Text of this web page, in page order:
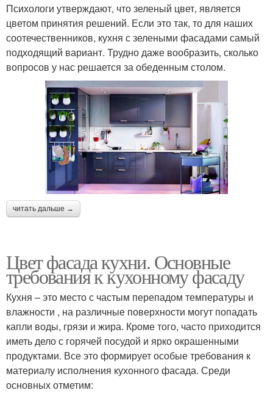
Психологи утверждают, что зеленый цвет, является
цветом принятия решений. Если это так, то для наших
соотечественников, кухня с зелеными фасадами самый
подходящий вариант. Трудно даже вообразить, сколько
вопросов у нас решается за обеденным столом.
читать дальше →
Цвет фасада кухни. Основные
требования к кухонному фасаду
Кухня – это место с частым перепадом температуры и
влажности , на различные поверхности могут попадать
капли воды, грязи и жира. Кроме того, часто приходится
иметь дело с горячей посудой и ярко окрашенными
продуктами. Все это формирует особые требования к
материалу исполнения кухонного фасада. Среди
основных отметим: